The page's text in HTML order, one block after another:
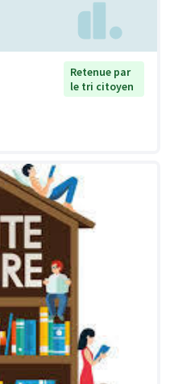
Retenue par
le tri citoyen